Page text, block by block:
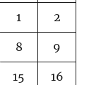
1 2
8 9
15 16